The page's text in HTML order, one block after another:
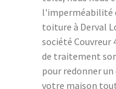
l'imperméabilité
toiture à Derval
société Couvreur
de traitement
pour redonner
votre maison